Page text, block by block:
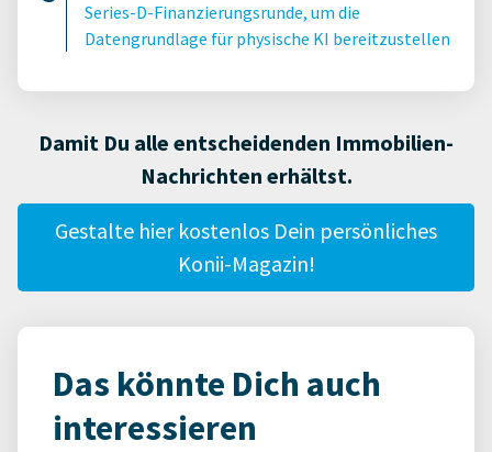
Series-D-Finanzierungsrunde, um die
Datengrundlage für physische KI bereitzustellen
Damit Du alle entscheidenden Immobilien-
Nachrichten erhältst.
Gestalte hier kostenlos Dein persönliches
Konii-Magazin!
Das könnte Dich auch
interessieren